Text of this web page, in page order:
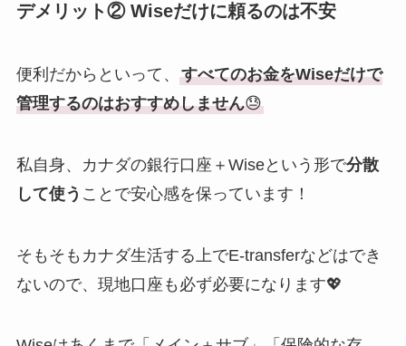
デメリット② Wiseだけに頼るのは不安
便利だからといって、 すべてのお金をWiseだけで
管理するのはおすすめしません😓
私自身、カナダの銀行口座＋Wiseという形で分散
して使う ことで安心感を保っています！
そもそもカナダ生活する上でE-transferなどはでき
ないので、現地口座も必ず必要になります💖